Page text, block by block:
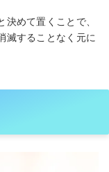
めて置くことで、
滅することなく元に